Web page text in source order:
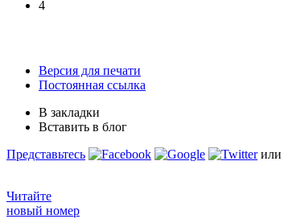
4
Версия для печати
Постоянная ссылка
В закладки
Вставить в блог
Представьтесь
или
Читайте
новый номер